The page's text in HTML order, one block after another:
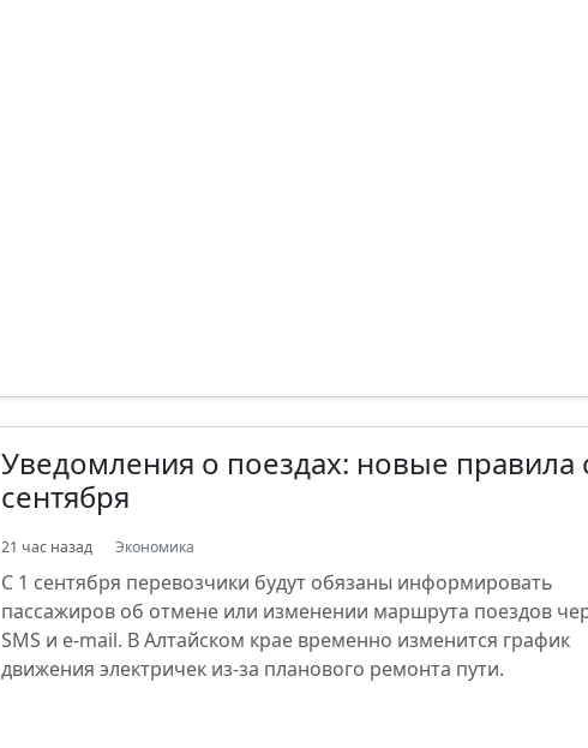
Уведомления о поездах: новые правила
сентября
21 час назад Экономика
С 1 сентября перевозчики будут обязаны информировать
пассажиров об отмене или изменении маршрута поездов
SMS и e-mail. В Алтайском крае временно изменится график
движения электричек из-за планового ремонта пути.